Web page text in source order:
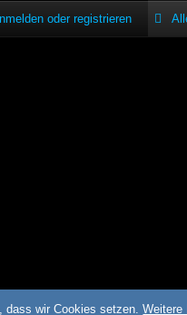
oder registrieren
dass wir Cookies setzen.Weitere